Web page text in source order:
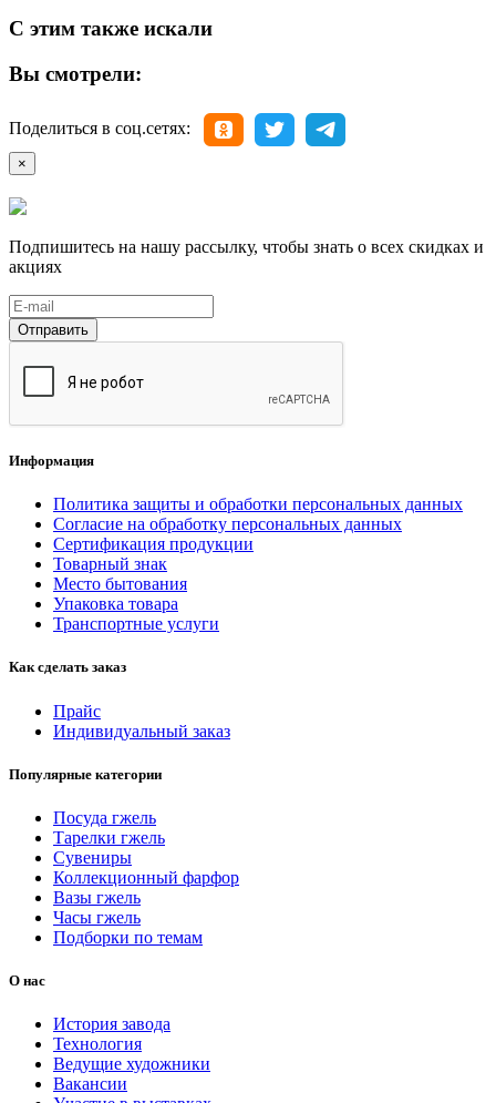
С этим также искали
Вы смотрели:
Поделиться в соц.сетях:
×
Подпишитесь на нашу рассылку, чтобы знать о всех скидках и
акциях
Отправить
Информация
Политика защиты и обработки персональных данных
Согласие на обработку персональных данных
Сертификация продукции
Товарный знак
Место бытования
Упаковка товара
Транспортные услуги
Как сделать заказ
Прайс
Индивидуальный заказ
Популярные категории
Посуда гжель
Тарелки гжель
Сувениры
Коллекционный фарфор
Вазы гжель
Часы гжель
Подборки по темам
О нас
История завода
Технология
Ведущие художники
Вакансии